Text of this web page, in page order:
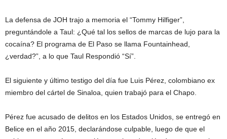
La defensa de JOH trajo a memoria el “Tommy Hilfiger”,
preguntándole a Taul: ¿Qué tal los sellos de marcas de lujo para la
cocaína? El programa de El Paso se llama Fountainhead,
¿verdad?”, a lo que Taul Respondió “Sí”.
El siguiente y último testigo del día fue Luis Pérez, colombiano ex
miembro del cártel de Sinaloa, quien trabajó para el Chapo.
Pérez fue acusado de delitos en los Estados Unidos, se entregó en
Belice en el año 2015, declarándose culpable, luego de que el